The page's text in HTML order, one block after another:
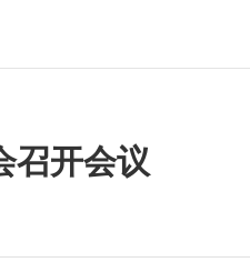
召开会议